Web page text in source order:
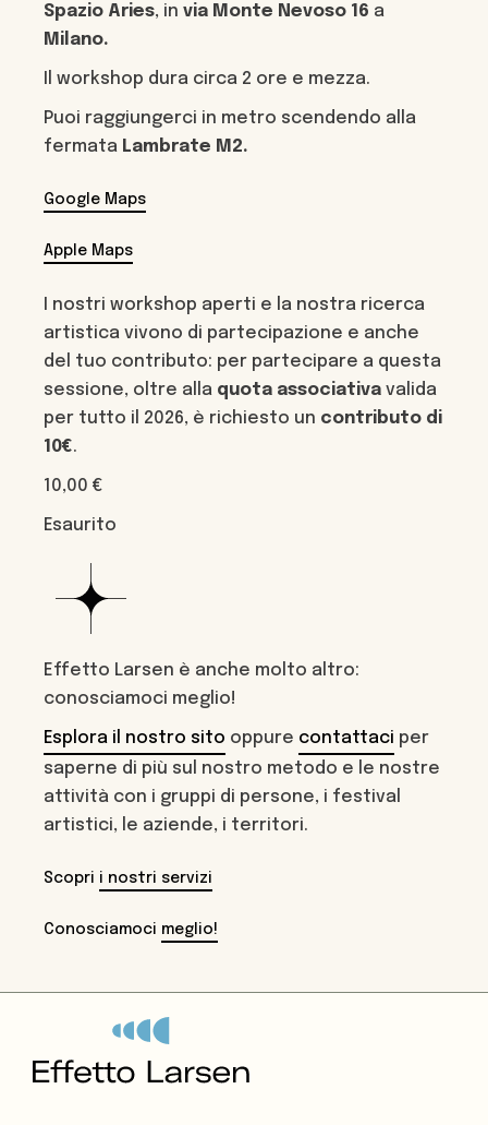
Spazio Aries, invia Monte Nevoso 16 a
Milano.
Il workshop dura circa 2 ore e mezza.
Puoi raggiungerci in metro scendendo alla
fermata Lambrate M2.
Google Maps
Apple Maps
I nostri workshop aperti e la nostra ricerca
artistica vivono di partecipazione e anche
del tuo contributo: per partecipare a questa
sessione, oltre alla quota associativa valida
per tutto il 2026, è richiesto un contributo di
10€.
10,00€
Esaurito
Effetto Larsen è anche molto altro:
conosciamoci meglio!
Esplora il nostro sito oppure contattaci per
saperne di più sul nostro metodo e le nostre
attività con i gruppi di persone, i festival
artistici, le aziende, i territori.
Scopri i nostri servizi
Conosciamoci meglio!